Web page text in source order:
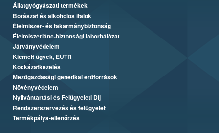
Állatgyógyászati termékek
Borászat és alkoholos italok
Élelmiszer- és takarmánybiztonság
Élelmiszerlánc-biztonsági laborhálózat
Járványvédelem
Kiemelt ügyek, EUTR
Kockázatkezelés
Mezőgazdasági genetikai erőforrások
Növényvédelem
Nyilvántartási és Felügyeleti Díj
Rendszerszervezés és felügyelet
Termékpálya-ellenőrzés